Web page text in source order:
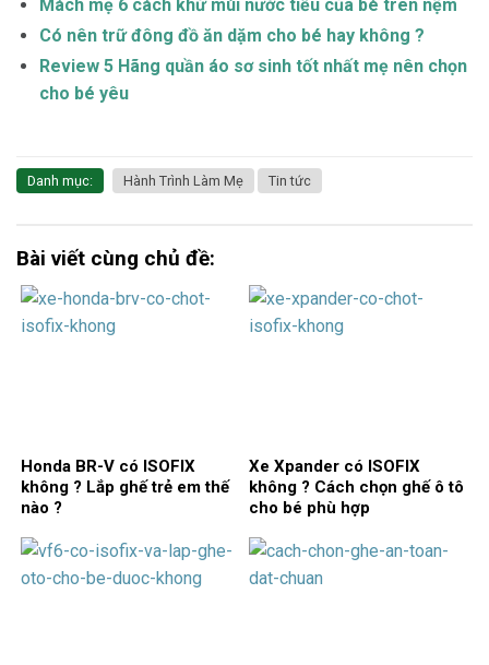
Mách mẹ 6 cách khử mùi nước tiểu của bé trên nệm
Có nên trữ đông đồ ăn dặm cho bé hay không ?
Review 5 Hãng quần áo sơ sinh tốt nhất mẹ nên chọn
cho bé yêu
Danh mục: Hành Trình Làm Mẹ Tin tức
Bài viết cùng chủ đề:
Honda BR-V có ISOFIX
không ? Lắp ghế trẻ em thế
nào ?
Xe Xpander có ISOFIX
không ? Cách chọn ghế ô tô
cho bé phù hợp